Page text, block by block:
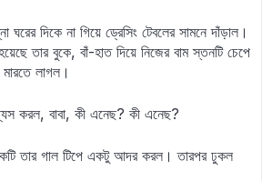
ঘরের দিকে না গিয়ে ড্রেসিং টেবলের সামনে দাঁড়াল।
তার বুকে, বাঁ-হাত দিয়ে নিজের বাম স্তনটি চেপে
মারতে লাগল।
করল, বাবা, কী এনেছ? কী এনেছ?
তার গাল টিপে একটু আদর করল। তারপর ঢুকল